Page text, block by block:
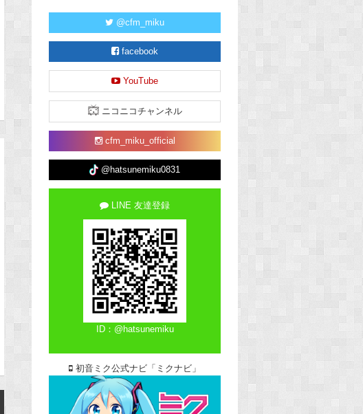
@cfm_miku
facebook
YouTube
ニコニコチャンネル
cfm_miku_official
@hatsunemiku0831
LINE 友達登録
ID：@hatsunemiku
初音ミク公式ナビ「ミクナビ」